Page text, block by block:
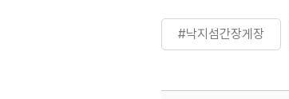
#낙지섬간장게장